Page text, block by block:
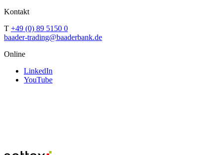
Kontakt
T +49 (0) 89 5150 0
baader-trading@baaderbank.de
Online
LinkedIn
YouTube